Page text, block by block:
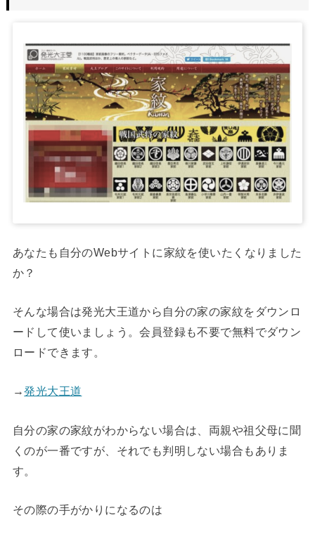
あなたも自分のWebサイトに家紋を使いたくなりました
か？
そんな場合は発光大王道から自分の家の家紋をダウンロ
ードして使いましょう。会員登録も不要で無料でダウン
ロードできます。
→発光大王道
自分の家の家紋がわからない場合は、両親や祖父母に聞
くのが一番ですが、それでも判明しない場合もありま
す。
その際の手がかりになるのは